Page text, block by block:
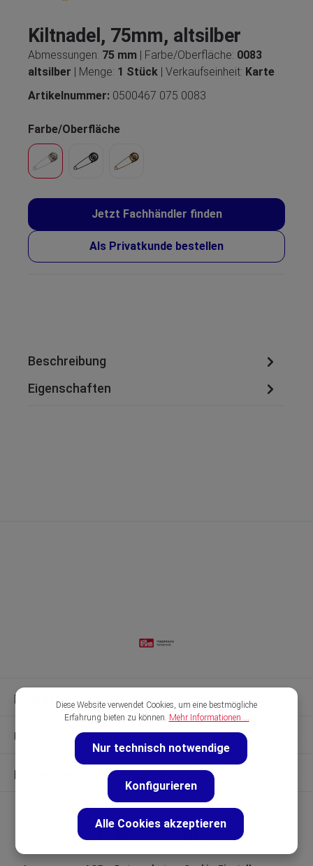
Kiltnadel, 75mm, altsilber
Abmessungen: 75 mm | Farbe/Oberfläche: 0083
altsilber | Menge: 1 Stück | Verkaufseinheit: Karte
Artikelnummer: 0500467 075 0083
Farbe/Oberfläche
Jetzt Fachhändler finden
Als Privatkunde bestellen
Beschreibung
Eigenschaften
Kontakt & Hilfe
Unsere Marken
Entdecken
Diese Website verwendet Cookies, um eine bestmögliche
Erfahrung bieten zu können. Mehr Informationen ...
Nur technisch notwendige
Konfigurieren
Alle Cookies akzeptieren